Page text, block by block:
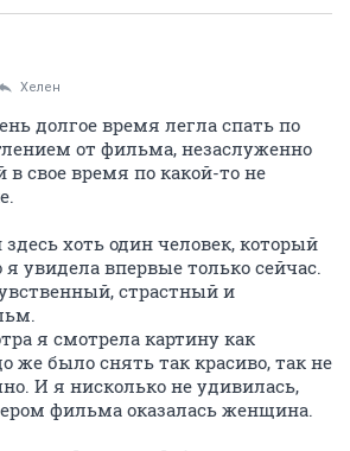
Хелен
долгое время легла спать по
от фильма, незаслуженно
свое время по какой-то не
хоть один человек, который
я увидела впервые только сейчас.
страстный и
я смотрела картину как
же было снять так красиво, так не
И я нисколько не удивилась,
фильма оказалась женщина.